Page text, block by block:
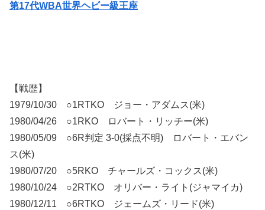
第17代WBA世界ヘビー級王座
【戦歴】
1979/10/30 ○1RTKO ジョー・アダムス(米)
1980/04/26 ○1RKO ロバート・リッチー(米)
1980/05/09 ○6R判定 3-0(採点不明) ロバート・エバン
ス(米)
1980/07/20 ○5RKO チャールズ・コックス(米)
1980/10/24 ○2RTKO オリバー・ライト(ジャマイカ)
1980/12/11 ○6RTKO ジェームズ・リード(米)